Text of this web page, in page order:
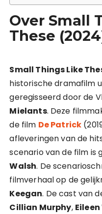
Over Small
These
Small Things Like
historische dramafilm
geregisseerd door de
Mielants. Deze
de film De Patrick
afleveringen van de
scenario van de film is
Walsh. De
filmverhaal op de
Keegan. De cast van
Cillian Murphy,